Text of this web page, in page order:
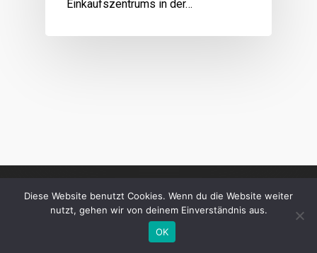
Einkaufszentrums in der…
Diese Website benutzt Cookies. Wenn du die Website weiter
nutzt, gehen wir von deinem Einverständnis aus.
OK